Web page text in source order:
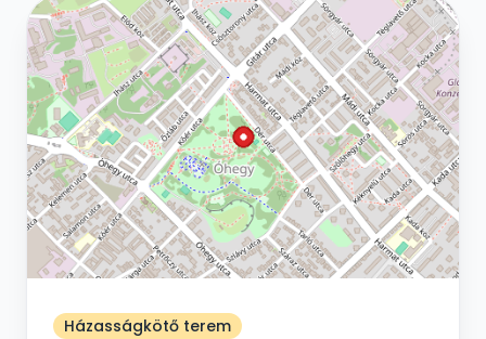
Házasságkötő terem